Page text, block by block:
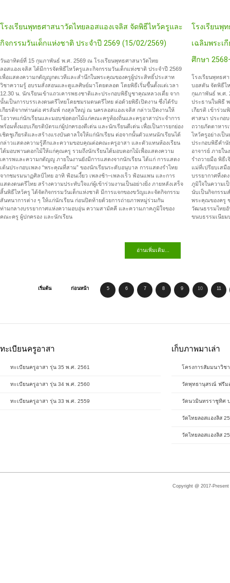
โรงเรียนพุทธศาสนาวัดไทยลอสแองเจลิส จัดพิธีไหว้ครูและ
กิจกรรมวันเด็กแห่งชาติ ประจำปี 2569 (15/02/2569)
วันอาทิตย์ที่ 15 กุมภาพันธ์ พ.ศ. 2569 ณ โรงเรียนพุทธศาสนาวัดไทย
ลอสแองเจลิส ได้มีการจัดพิธีไหว้ครูและกิจกรรมวันเด็กแห่งชาติ ประจำปี 2569
เพื่อแสดงความกตัญญูกตเวทีและสำนึกในพระคุณของครูผู้ประสิทธิ์ประสาท
วิชาความรู้ อบรมสั่งสอนและดูแลศิษย์มาโดยตลอดโดยพิธีเริ่มขึ้นตั้งแต่เวลา
12.30 น. นักเรียนเข้าแถวเคารพธงชาติและประกอบพิธีบูชาคุณหลวงเตี่ย จาก
นั้นเป็นการบรรเลงดนตรีไทยโดยชมรมดนตรีไทย ต่อด้วยพิธีเปิดงาน ซึ่งได้รับ
เกียรติจากท่านต่อ ศรลัมพ์ กงสุลใหญ่ ณ นครลอสแองเจลิส กล่าวเปิดงานให้
โอวาทแก่นักเรียนและมอบช่อดอกไม้แก่คณะครูท้องถิ่นและครูอาสาประจำการ
พร้อมทั้งมอบเกียรติบัตรแก่ผู้ปกครองดีเด่น และนักเรียนดีเด่น เพื่อเป็นการยกย่อง
เชิดชูเกียรติและสร้างแรงบันดาลใจให้แก่นักเรียนต่อจากนั้นตัวแทนนักเรียนได้
กล่าวแสดงความรู้สึกและความขอบคุณต่อคณะครูอาสา และตัวแทนห้องเรียน
ได้มอบพานดอกไม้ให้แก่คุณครู รวมถึงนักเรียนได้มอบดอกไม้เพื่อแสดงความ
เคารพและความกตัญญูภายในงานยังมีการแสดงจากนักเรียน ได้แก่ การแสดง
เต้นประกอบเพลง “พระคุณที่สาม” ของนักเรียนระดับอนุบาล การแสดงรำไทย
จากชมรมนาฏศิลป์ไทย อาทิ ฟ้อนเงี้ยว เพลงช้า–เพลงเร็ว ฟ้อนแพน และการ
แสดงดนตรีไทย สร้างความประทับใจแก่ผู้เข้าร่วมงานเป็นอย่างยิ่ง
ท่ามกลางบรรยากาศแห่งความอบอุ่น ความสามัคคี และความภาคภูมิใจของ
อ่านเพิ่มเติม...
โรงเรียนพุ
เฉลิมพระเ
ศึกษา
โรงเรียนพุทธศ
บอสตัน จัดพิธีไ
กุมภาพันธ์ พ.ศ.
ประธานในพิธี
เกียรติ เข้าร่วม
ศาสนา ประกอ
ถวายภัตตาหาร
ไหว้ครูอย่างเป็
ประกอบพิธีคำนั
อาจารย์ภายใน
รำถวายมือ พิธี
แม่ที่เปรียบเสมื
บรรยากาศที่งด
ภูมิใจในความเ
เริ่มต้น ก่อนหน้า 5 6 7 8 9 10 11
ทะเบียนครูอาสา
ทะเบียนครูอาสา รุ่น 35 พ.ศ. 2561
เก็บภาพมาเล่า
โครงการสัมมนาวิช
วัดพุทธานุสรณ์ ฟรีม
วัดนวมินทรราชูทิศ